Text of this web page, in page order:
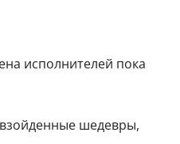
исполнителей пока
шедевры,